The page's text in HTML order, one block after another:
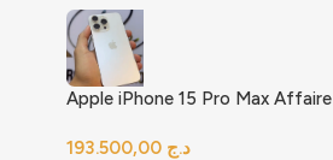
Apple iPhone 15 Pro Max Affaire
د.ج